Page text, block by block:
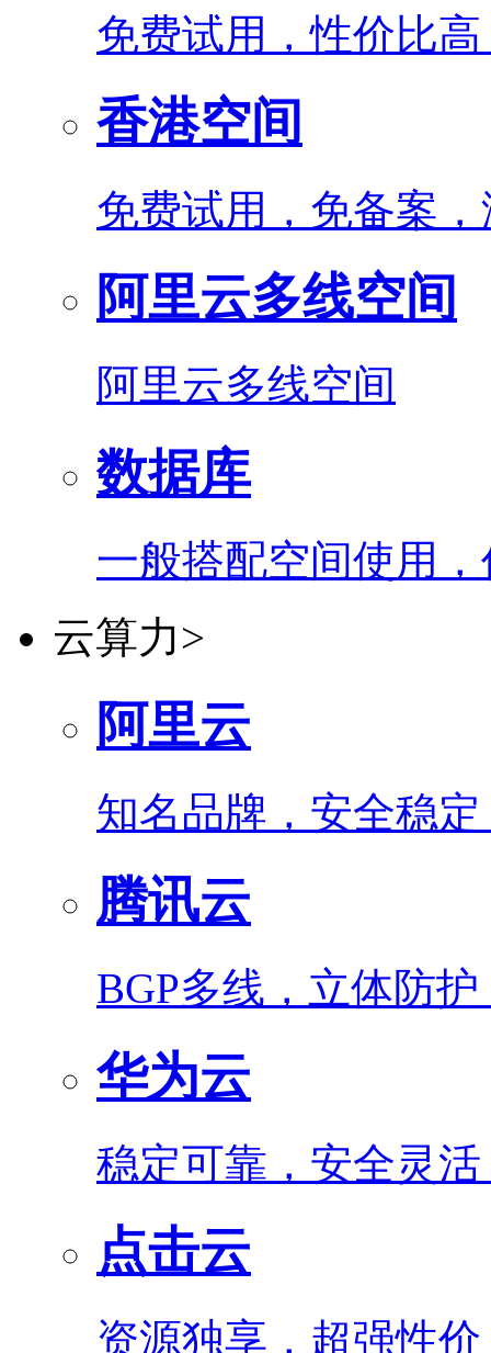
免费试用，性价比
香港空间
免费试用，免备案
阿里云多线空间
阿里云多线空间
数据库
一般搭配空间使用
云算力>
阿里云
知名品牌，安全稳
腾讯云
BGP多线，立体防
华为云
稳定可靠，安全灵
点击云
资源独享，超强性